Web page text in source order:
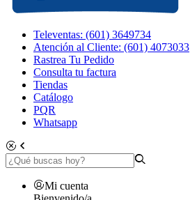
Televentas: (601) 3649734
Atención al Cliente: (601) 4073033
Rastrea Tu Pedido
Consulta tu factura
Tiendas
Catálogo
PQR
Whatsapp
Mi cuenta